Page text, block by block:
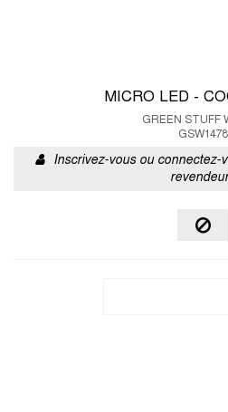
MICRO LED -
GREEN STUFF
GSW1478
Inscrivez-vous ou connectez-